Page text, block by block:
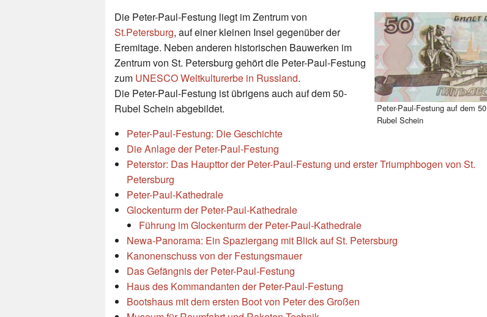
Peter-Paul-Festung auf dem 50
Rubel Schein
Die Peter-Paul-Festung liegt im Zentrum von
St.Petersburg, auf einer kleinen Insel gegenüber der
Eremitage. Neben anderen historischen Bauwerken im
Zentrum von St. Petersburg gehört die Peter-Paul-Festung
zum UNESCO Weltkulturerbe in Russland.
Die Peter-Paul-Festung ist übrigens auch auf dem 50-
Rubel Schein abgebildet.
Peter-Paul-Festung: Die Geschichte
Die Anlage der Peter-Paul-Festung
Peterstor: Das Haupttor der Peter-Paul-Festung und erster Triumphbogen von St.
Petersburg
Peter-Paul-Kathedrale
Glockenturm der Peter-Paul-Kathedrale
Führung im Glockenturm der Peter-Paul-Kathedrale
Newa-Panorama: Ein Spaziergang mit Blick auf St. Petersburg
Kanonenschuss von der Festungsmauer
Das Gefängnis der Peter-Paul-Festung
Haus des Kommandanten der Peter-Paul-Festung
Bootshaus mit dem ersten Boot von Peter des Großen